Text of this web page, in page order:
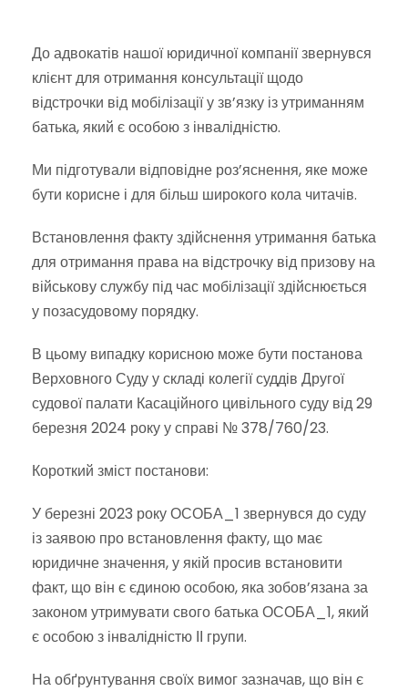
До адвокатів нашої юридичної компанії звернувся
клієнт для отримання консультації щодо
відстрочки від мобілізації у зв’язку із утриманням
батька, який є особою з інвалідністю.
Ми підготували відповідне роз’яснення, яке може
бути корисне і для більш широкого кола читачів.
Встановлення факту здійснення утримання батька
для отримання права на відстрочку від призову на
військову службу під час мобілізації здійснюється
у позасудовому порядку.
В цьому випадку корисною може бути постанова
Верховного Суду у складі колегії суддів Другої
судової палати Касаційного цивільного суду від 29
березня 2024 року у справі № 378/760/23.
Короткий зміст постанови:
У березні 2023 року ОСОБА_1 звернувся до суду
із заявою про встановлення факту, що має
юридичне значення, у якій просив встановити
факт, що він є єдиною особою, яка зобов’язана за
законом утримувати свого батька ОСОБА_1, який
є особою з інвалідністю ІІ групи.
На обґрунтування своїх вимог зазначав, що він є